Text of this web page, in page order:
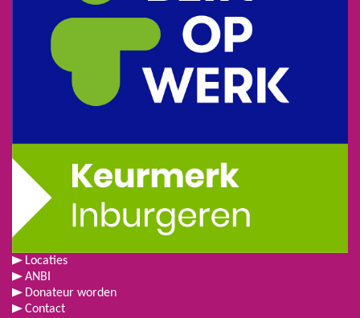
Locaties
ANBI
Donateur worden
Contact